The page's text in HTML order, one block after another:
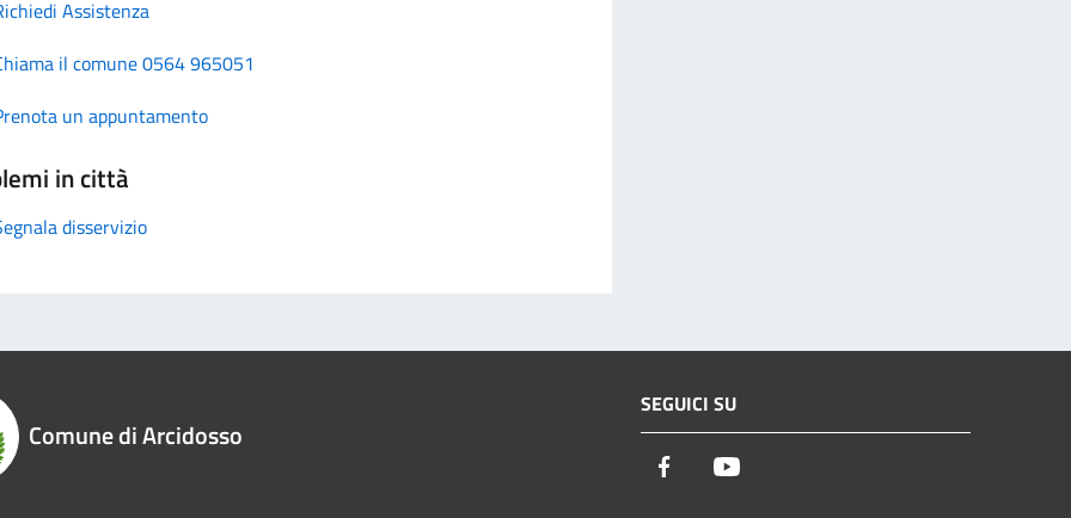
Assistenza
il comune 0564 965051
un appuntamento
in città
disservizio
Comune di Arcidosso
SEGUICI SU
Facebook